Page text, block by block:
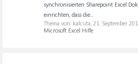
synchronisierten Sharepoint Excel
einrichten, dass die...
Thema von: kalcuta, 21. September
Microsoft Excel Hilfe